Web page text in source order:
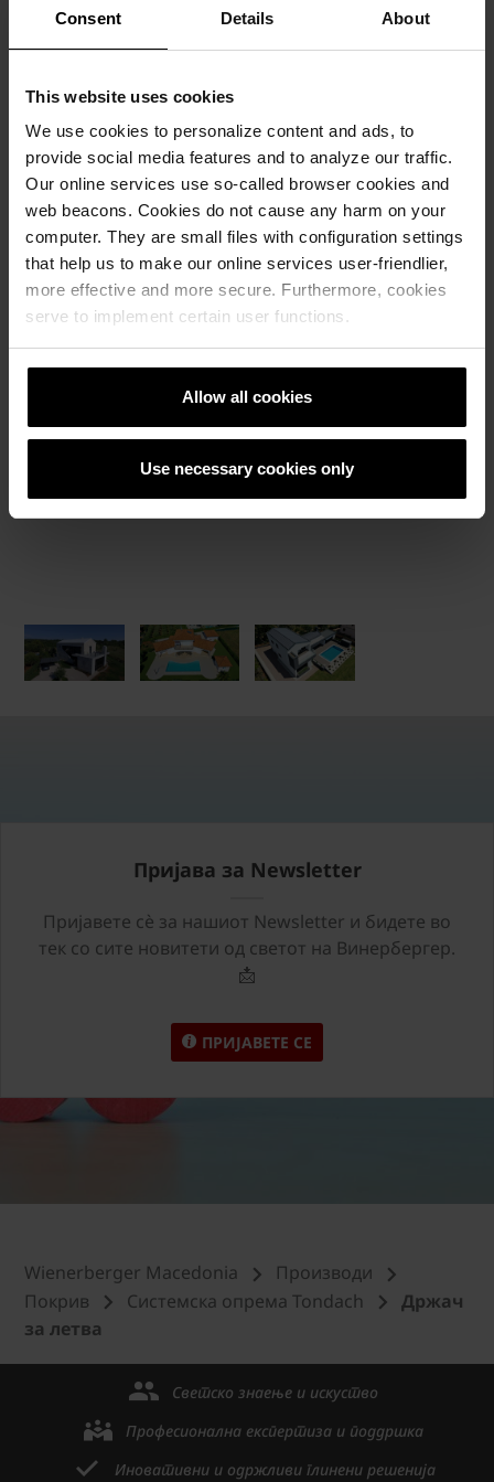
Consent Details About
This website uses cookies
We use cookies to personalize content and ads, to
provide social media features and to analyze our traffic.
Our online services use so-called browser cookies and
web beacons. Cookies do not cause any harm on your
computer. They are small files with configuration settings
that help us to make our online services user-friendlier,
more effective and more secure. Furthermore, cookies
serve to implement certain user functions.
Allow all cookies
Use necessary cookies only
Референтни објекти
РЕФЕРЕНТНИ ОБЕКТИ
Пријава за Newsletter
Пријавете сѐ за нашиот Newsletter и бидете во
тек со сите новитети од светот на Винербергер.
📩
ПРИЈАВЕТЕ СЕ
Wienerberger Macedonia
Производи
Покрив
Системска опрема Tondach
Држач
за летва
Светско знаење и искуство
Професионална експертиза и поддршка
Иновативни и одржливи глинени решенија